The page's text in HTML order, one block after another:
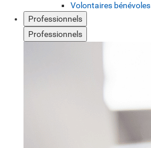
Volontaires bénévoles
Professionnels
Professionnels